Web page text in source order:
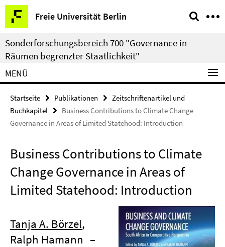
Springe
direkt
zu
Inhalt
Freie Universität Berlin
Service-
Navigation
Sonderforschungsbereich 700 "Governance in
Räumen begrenzter Staatlichkeit"
MENÜ
Startseite Publikationen
Zeitschriftenartikel und
Buchkapitel
Business Contributions to Climate Change
Governance in Areas of Limited Statehood: Introduction
Business Contributions to Climate
Change Governance in Areas of
Limited Statehood: Introduction
Tanja A. Börzel,
Ralph Hamann –